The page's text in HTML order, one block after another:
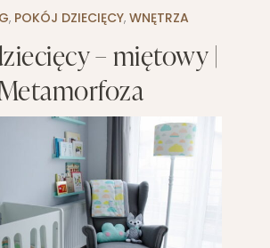
, POKÓJ DZIECIĘCY, WNĘTRZA
– miętowy |